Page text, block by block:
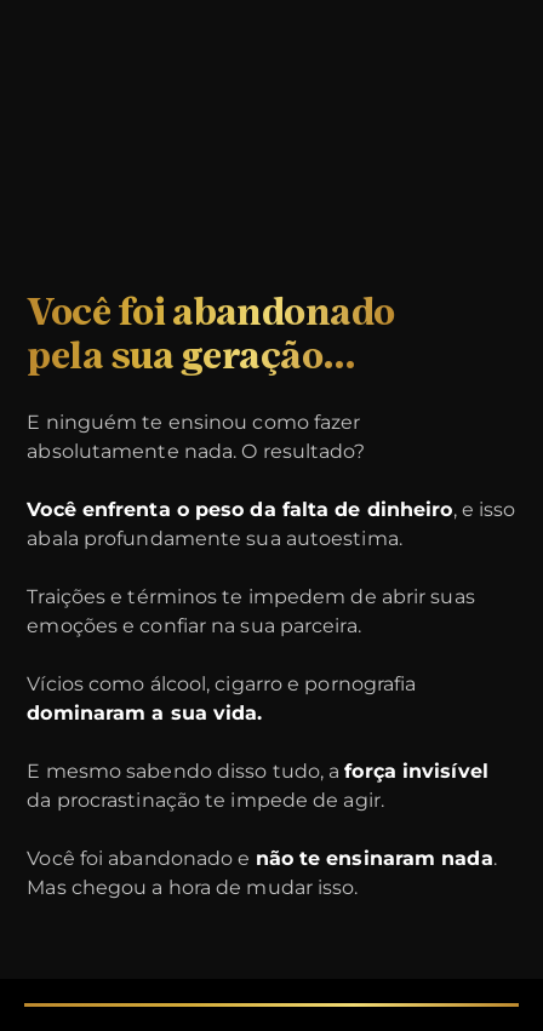
garantir sua inscrição:
ENTRAR NO GRUPO DO WHATSAPP
Ao inserir seu dados você concorda em receber
comunicações doGRUPO SNatravés dos meios
Você foi abandonado
pela sua geração…
E ninguém te ensinou como fazer
absolutamente nada. O resultado?
Você enfrenta o peso da falta de dinheiro, e isso
abala profundamente sua autoestima.
Traições e términos te impedem de abrir suas
emoções e confiar na sua parceira.
Vícios como álcool, cigarro e pornografia
dominaram a sua vida.
E mesmo sabendo disso tudo, aforça invisível
da procrastinação te impede de agir.
Você foi abandonado e não te ensinaram nada.
Mas chegou a hora de mudar isso.